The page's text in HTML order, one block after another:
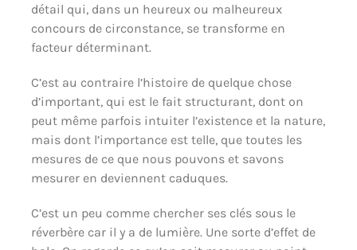
détail qui, dans un heureux ou malheureux
concours de circonstance, se transforme en
facteur déterminant.
C’est au contraire l’histoire de quelque chose
d’important, qui est le fait structurant, dont on
peut même parfois intuiter l’existence et la nature,
mais dont l’importance est telle, que toutes les
mesures de ce que nous pouvons et savons
mesurer en deviennent caduques.
C’est un peu comme chercher ses clés sous le
réverbère car il y a de lumière. Une sorte d’effet de